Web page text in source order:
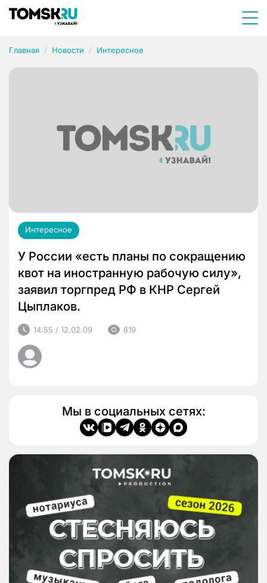
Главная Новости Интересное
Интересное
У России «есть планы по сокращению
квот на иностранную рабочую силу»,
заявил торгпред РФ в КНР Сергей
Цыплаков.
14:55 / 12.02.09 619
Мы в социальных сетях: